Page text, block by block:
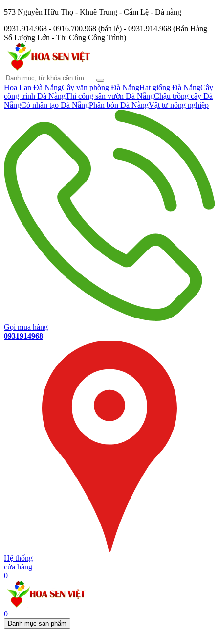
573 Nguyễn Hữu Thọ - Khuê Trung - Cẩm Lệ - Đà nẵng
0931.914.968 - 0916.700.968 (bán lẻ) - 0931.914.968 (Bán Hàng
Số Lượng Lớn - Thi Công Công Trình)
Hoa Lan Đà NẵngCây văn phòng Đà NẵngHạt giống Đà NẵngCây
công trình Đà NẵngThi công sân vườn Đà NẵngChậu trồng cây Đà
NẵngCỏ nhân tạo Đà NẵngPhân bón Đà NẵngVật tư nông nghiệp
Gọi mua hàng
0931914968
Hệ thống
cửa hàng
0
0
Danh mục sản phẩm